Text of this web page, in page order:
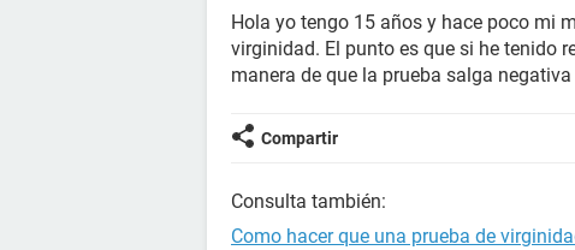
Hola yo tengo 15 años y hace poco mi
virginidad. El punto es que si he tenido
manera de que la prueba salga
Compartir
Consulta también:
Como hacer que una prueba de